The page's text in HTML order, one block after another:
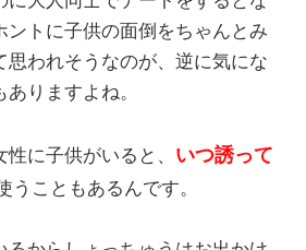
ントに子供の面倒をちゃんとみ
思われそうなのが、逆に気にな
りますよね。
に子供がいると、 いつ誘って
うこともあるんです。